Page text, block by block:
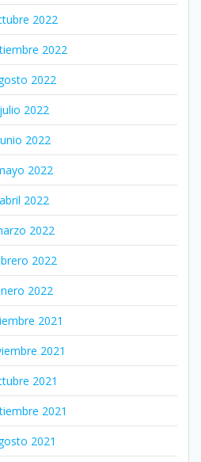
2022
2022
2022
julio 2022
2022
2022
abril 2022
2022
2022
2022
2021
2021
2021
2021
2021